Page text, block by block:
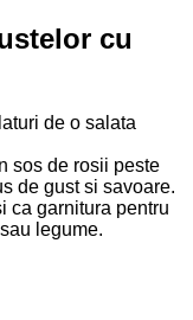
cu
de o salata
sos de rosii peste
de gust si savoare.
ca garnitura pentru
legume.